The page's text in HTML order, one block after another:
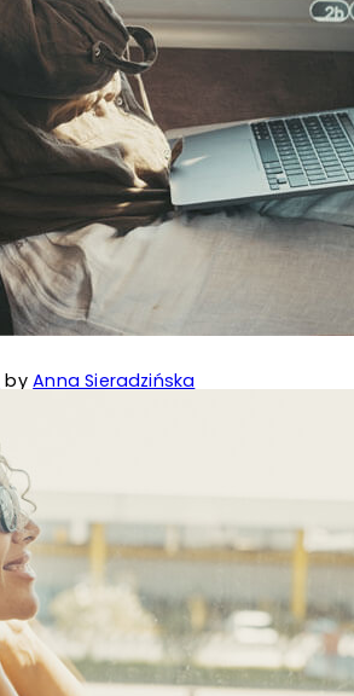
byAnna Sieradzińska